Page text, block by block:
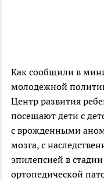
Как сообщили в
молодежной
Центр развития
посещают дети с
с врожденными
мозга, с
эпилепсией в
ортопедической